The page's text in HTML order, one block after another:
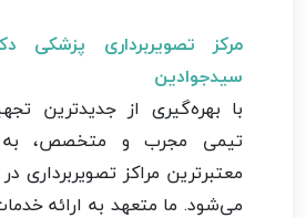
مرکز تصویربرداری پزشکی
سیدجوادین
با بهره‌گیری از جدیدترین
تیمی مجرب و متخصص، به
معتبرترین مراکز تصویربرداری
می‌شود. ما متعهد به ارائه